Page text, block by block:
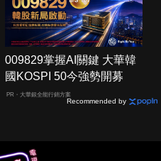
009829掌握AI關鍵 大華韓
國KOSPI 50今強勢開募
PR・大華銀全能行銷方案
Recommended by